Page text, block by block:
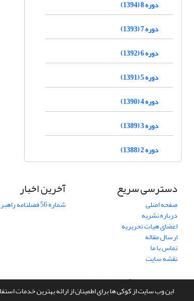
این وب سایت از کوکی ها برای اطمینان از ارائه بهترین خدمات
دوره 8 (1394)
دوره 7 (1393)
دوره 6 (1392)
دوره 5 (1391)
دوره 4 (1390)
دوره 3 (1389)
دوره 2 (1388)
دسترسی سریع
صفحه اصلی
درباره نشریه
اعضای هیات تحریریه
ارسال مقاله
تماس با ما
نقشه سایت
آخرین اخبار
شماره 56 فصلنامه راهبرد فرهنگ منتشر شد
سامانه مدیریت نشریات علمی.طراحی و پیاده سازی ازسیناوب